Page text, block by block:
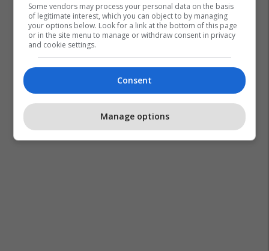
Some vendors may process your personal data on the basis
of legitimate interest, which you can object to by managing
your options below. Look for a link at the bottom of this page
or in the site menu to manage or withdraw consent in privacy
and cookie settings.
Consent
Manage options